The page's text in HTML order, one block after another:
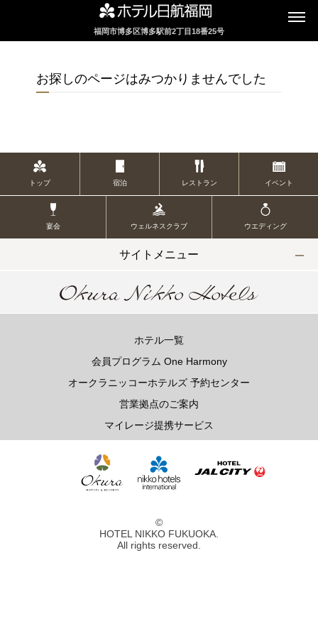
福岡市博多区博多駅前2丁目18番25号
お探しのページはみつかりませんでした
トップ 宿泊 レストラン イベント
宴会 ウェルネスクラブ ウエディング
サイトメニュー
ホテル一覧
会員プログラム One Harmony
オークラニッコーホテルズ 予約センター
営業拠点のご案内
マイレージ提携サービス
©
HOTEL NIKKO FUKUOKA.
All rights reserved.
お席のご予約
TEL 092-482-1161
2F テーマレストラン
TEL 092-482-1163
2F 中国料理
お席のご予約